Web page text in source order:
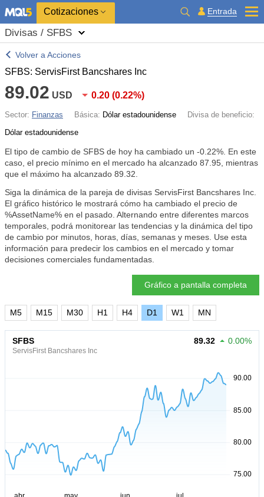
Cotizaciones Entrada
Divisas / SFBS
Volver a Acciones
SFBS: ServisFirst Bancshares Inc
89.02 USD 0.20 (0.22%)
Sector: Finanzas Básica: Dólar estadounidense
Divisa de beneficio:
Dólar estadounidense
El tipo de cambio de SFBS de hoy ha cambiado un -0.22% . En este
caso, el precio mínimo en el mercado ha alcanzado 87.95, mientras
que el máximo ha alcanzado 89.32.
Siga la dinámica de la pareja de divisas ServisFirst Bancshares Inc.
El gráfico histórico le mostrará cómo ha cambiado el precio de
%AssetName% en el pasado. Alternando entre diferentes marcos
temporales, podrá monitorear las tendencias y la dinámica del tipo
de cambio por minutos, horas, días, semanas y meses. Use esta
información para predecir los cambios en el mercado y tomar
decisiones comerciales fundamentadas.
Gráfico a pantalla completa
M5 M15 M30 H1 H4 D1 W1 MN
SFBS
ServisFirst Bancshares Inc
89.32 0.00%